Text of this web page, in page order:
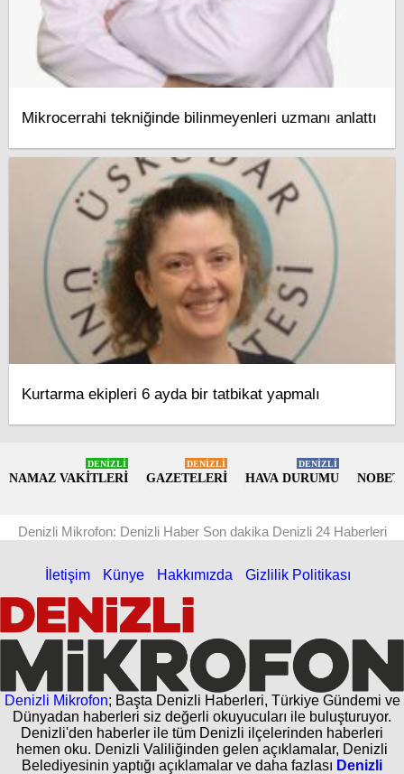
Mikrocerrahi tekniğinde bilinmeyenleri uzmanı anlattı
Kurtarma ekipleri 6 ayda bir tatbikat yapmalı
NAMAZ VAKİTLERİ
DENİZLİ
GAZETELERİ
DENİZLİ
HAVA DURUMU
DENİZLİ
Denizli Mikrofon: Denizli Haber Son dakika Denizli 24 Haberleri
İletişim Künye Hakkımızda Gizlilik Politikası
Denizli Mikrofon; Başta Denizli Haberleri, Türkiye Gündemi ve
Dünyadan haberleri siz değerli okuyucuları ile buluşturuyor.
Denizli'den haberler ile tüm Denizli ilçelerinden haberleri
hemen oku. Denizli Valiliğinden gelen açıklamalar, Denizli
Belediyesinin yaptığı açıklamalar ve daha fazlası Denizli